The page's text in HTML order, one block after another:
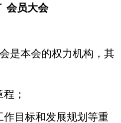
会员大会
是本会的权力机构，其
；
作目标和发展规划等重